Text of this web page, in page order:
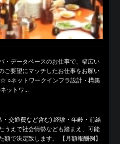
・データベースのお仕事で、幅広い
ご要望にマッチしたお仕事をお願い
○ネットワークインフラ設計・構築
ットワ...
交通費など含む) 経験・年齢・前給
うえで社会情勢なども踏まえ、可能
額で決定致します。 【月額報酬例】